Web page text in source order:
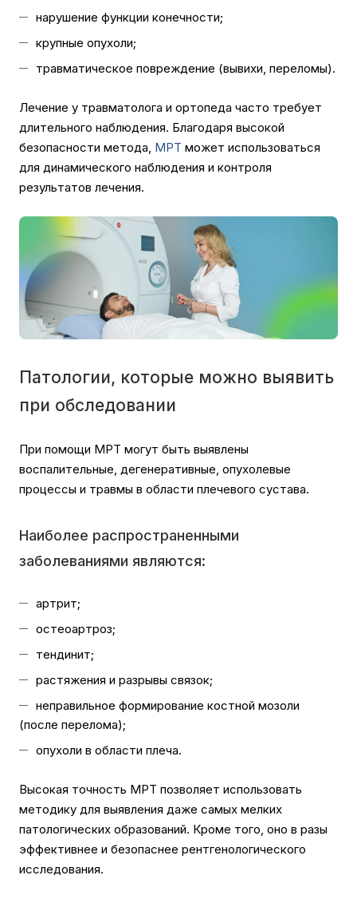
нарушение функции конечности;
крупные опухоли;
травматическое повреждение (вывихи, переломы).
Лечение у травматолога и ортопеда часто требует
длительного наблюдения. Благодаря высокой
безопасности метода, МРТ может использоваться
для динамического наблюдения и контроля
результатов лечения.
Патологии, которые можно выявить
при обследовании
При помощи МРТ могут быть выявлены
воспалительные, дегенеративные, опухолевые
процессы и травмы в области плечевого сустава.
Наиболее распространенными
заболеваниями являются:
артрит;
остеоартроз;
тендинит;
растяжения и разрывы связок;
неправильное формирование костной мозоли
(после перелома);
опухоли в области плеча.
Высокая точность МРТ позволяет использовать
методику для выявления даже самых мелких
патологических образований. Кроме того, оно в разы
эффективнее и безопаснее рентгенологического
исследования.